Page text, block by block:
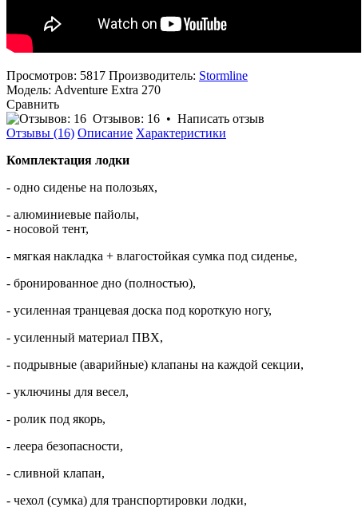
Просмотров: 5817 Производитель: Stormline
Модель: Adventure Extra 270
Сравнить
Отзывов: 16 • Написать отзыв
Отзывы (16) Описание Характеристики
Комплектация лодки
- одно сиденье на полозьях,
- алюминиевые пайолы,
- носовой тент,
- мягкая накладка + влагостойкая сумка под сиденье,
- бронированное дно (полностью),
- усиленная транцевая доска под короткую ногу,
- усиленный материал ПВХ,
- подрывные (аварийные) клапаны на каждой секции,
- уключины для весел,
- ролик под якорь,
- леера безопасности,
- сливной клапан,
- чехол (сумка) для транспортировки лодки,